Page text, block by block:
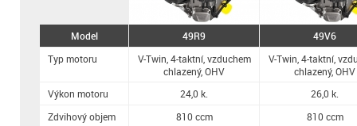
Model
Typ motoru
Výkon motoru
Zdvihový objem
49R9
49V6
V-Twin, 4-taktní, vzduchem
chlazený, OHV
V-Twin, 4-taktní,
chlazený, OHV
24,0 k.
26,0 k.
810 ccm
810 ccm